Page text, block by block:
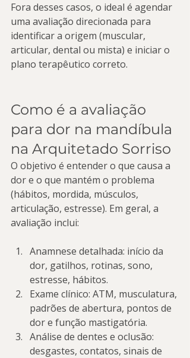
Fora desses casos, o ideal é agendar
uma avaliação direcionada para
identificar a origem (muscular,
articular, dental ou mista) e iniciar o
plano terapêutico correto.
Como é a avaliação
para dor na mandíbula
na Arquitetado Sorriso
O objetivo é entender o que causa a
dor e o que mantém o problema
(hábitos, mordida, músculos,
articulação, estresse). Em geral, a
avaliação inclui:
Anamnese detalhada: início da
dor, gatilhos, rotinas, sono,
estresse, hábitos.
Exame clínico: ATM, musculatura,
padrões de abertura, pontos de
dor e função mastigatória.
Análise de dentes e oclusão:
desgastes, contatos, sinais de